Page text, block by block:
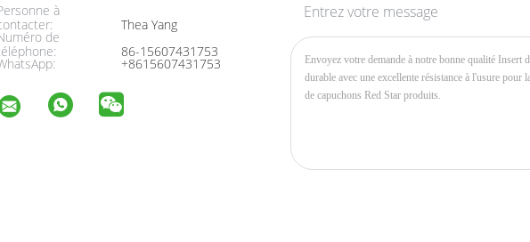
à
Thea Yang
de
86-15607431753
+8615607431753
Entrez votre message